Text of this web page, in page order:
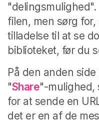
filen, men sørg
tilladelse til at se
biblioteket, før du
På den anden
"Share"-mulighed,
for at sende en
det er en af de